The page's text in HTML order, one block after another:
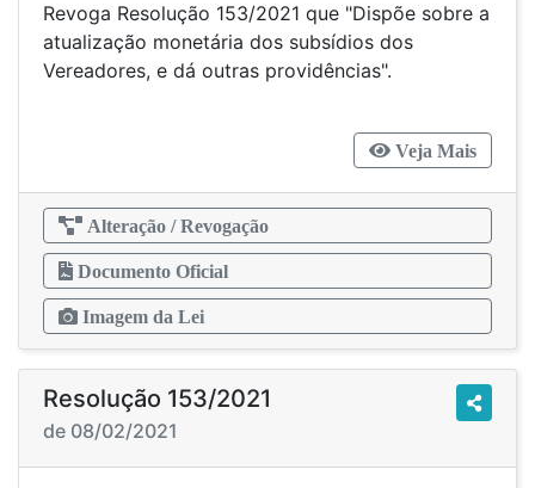
Revoga Resolução 153/2021 que "Dispõe sobre a
atualização monetária dos subsídios dos
Vereadores, e dá outras providências".
Veja Mais
Alteração / Revogação
Documento Oficial
Imagem da Lei
Resolução 153/2021
de 08/02/2021